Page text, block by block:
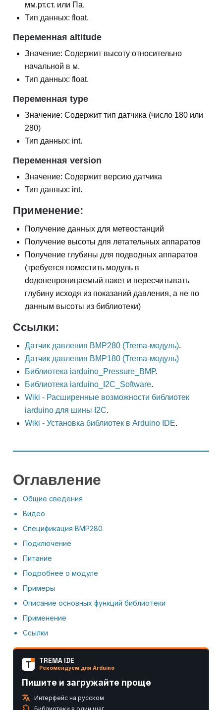
мм.рт.ст. или Па.
Тип данных: float.
Переменная altitude
Значение: Содержит высоту относительно
начальной в м.
Тип данных: float.
Переменная type
Значение: Содержит тип датчика (число 180 или
280)
Тип данных: int.
Переменная version
Значение: Содержит версию датчика
Тип данных: int.
Применение:
Получение данных для метеостанций
Получение высоты для летательных аппаратов
Получение глубины для подводных аппаратов
(требуется поместить модуль в
dодонепроницаемый пакет и пересчитывать
глубину исходя из показаний давления, а не по
данным высоты из библиотеки)
Ссылки:
Датчик давления BMP280 (Trema-модуль).
Датчик давления BMP180 (Trema-модуль)
Библиотека iarduino_Pressure_BMP.
Библиотека iarduino_I2C_Software.
Wiki - Расширенные возможности библиотек
iarduino для шины I2C.
Wiki - Установка библиотек в Arduino IDE.
Оглавление
Общие сведения
Видео
Спецификация BMP280
Подключение
Питание
Подробнее о модуле
Примеры
Описание основных функций библиотеки
Применение
Ссылки
T TREMA IDE
Рекомендуем для Arduino
Пишите и загружайте проще
translate Интерфейс на русском